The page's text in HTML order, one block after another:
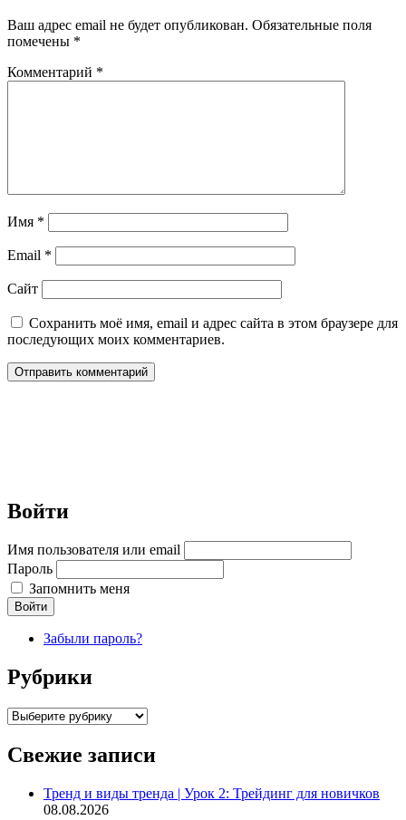
Ваш адрес email не будет опубликован. Обязательные поля
помечены *
Комментарий *
Имя *
Email *
Сайт
Сохранить моё имя, email и адрес сайта в этом браузере для
последующих моих комментариев.
Войти
Имя пользователя или email
Пароль
Запомнить меня
Войти
Забыли пароль?
Рубрики
Рубрики
Свежие записи
Тренд и виды тренда | Урок 2: Трейдинг для новичков
08.08.2026